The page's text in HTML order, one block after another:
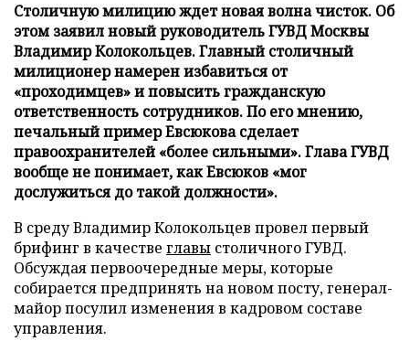
Столичную милицию ждет новая волна чисток. Об
этом заявил новый руководитель ГУВД Москвы
Владимир Колокольцев. Главный столичный
милиционер намерен избавиться от
«проходимцев» и повысить гражданскую
ответственность сотрудников. По его мнению,
печальный пример Евсюкова сделает
правоохранителей «более сильными». Глава ГУВД
вообще не понимает, как Евсюков «мог
дослужиться до такой должности».
В среду Владимир Колокольцев провел первый
брифинг в качестве главы столичного ГУВД.
Обсуждая первоочередные меры, которые
собирается предпринять на новом посту, генерал-
майор посулил изменения в кадровом составе
управления.